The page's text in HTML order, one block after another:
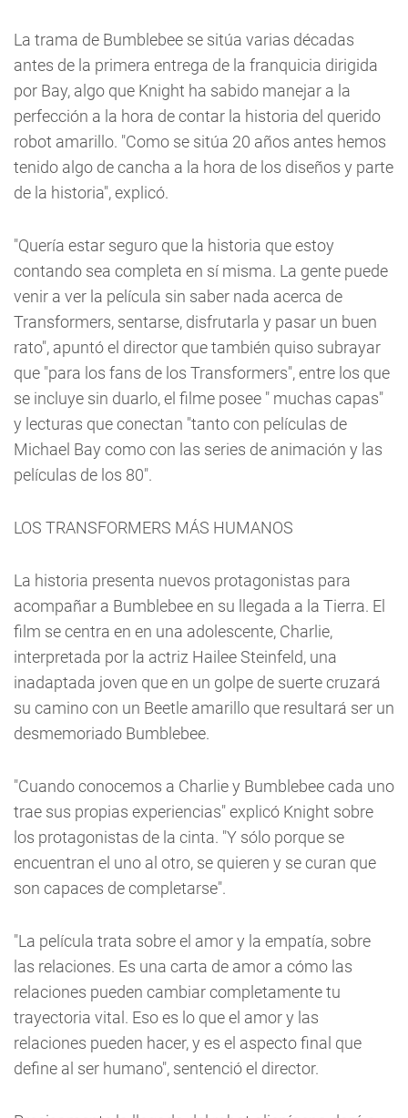
La trama de Bumblebee se sitúa varias décadas
antes de la primera entrega de la franquicia dirigida
por Bay, algo que Knight ha sabido manejar a la
perfección a la hora de contar la historia del querido
robot amarillo. "Como se sitúa 20 años antes hemos
tenido algo de cancha a la hora de los diseños y parte
de la historia", explicó.
"Quería estar seguro que la historia que estoy
contando sea completa en sí misma. La gente puede
venir a ver la película sin saber nada acerca de
Transformers, sentarse, disfrutarla y pasar un buen
rato", apuntó el director que también quiso subrayar
que "para los fans de los Transformers", entre los que
se incluye sin duarlo, el filme posee " muchas capas"
y lecturas que conectan "tanto con películas de
Michael Bay como con las series de animación y las
películas de los 80".
LOS TRANSFORMERS MÁS HUMANOS
La historia presenta nuevos protagonistas para
acompañar a Bumblebee en su llegada a la Tierra. El
film se centra en en una adolescente, Charlie,
interpretada por la actriz Hailee Steinfeld, una
inadaptada joven que en un golpe de suerte cruzará
su camino con un Beetle amarillo que resultará ser un
desmemoriado Bumblebee.
"Cuando conocemos a Charlie y Bumblebee cada uno
trae sus propias experiencias" explicó Knight sobre
los protagonistas de la cinta. "Y sólo porque se
encuentran el uno al otro, se quieren y se curan que
son capaces de completarse".
"La película trata sobre el amor y la empatía, sobre
las relaciones. Es una carta de amor a cómo las
relaciones pueden cambiar completamente tu
trayectoria vital. Eso es lo que el amor y las
relaciones pueden hacer, y es el aspecto final que
define al ser humano", sentenció el director.